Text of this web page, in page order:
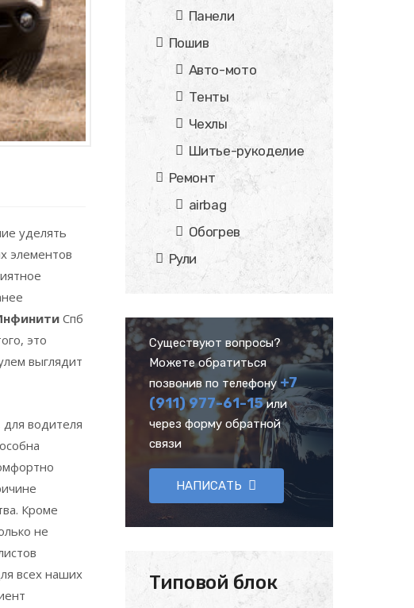
уделять
элементов
Спб
это
выглядит
водителя
Кроме
не
всех наших
Панели
Пошив
Авто-мото
Тенты
Чехлы
Шитье-рукоделие
Ремонт
airbag
Обогрев
Рули
Существуют вопросы?
Можете обратиться
позвонив по телефону +7
(911) 977-61-15или
через форму обратной
связи
НАПИСАТЬ
Типовой блок